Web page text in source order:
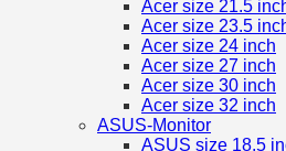
Acer size 21.5
Acer size 23.5
Acer size 24 inch
Acer size 27 inch
Acer size 30 inch
Acer size 32 inch
ASUS-Monitor
ASUS size 18.5